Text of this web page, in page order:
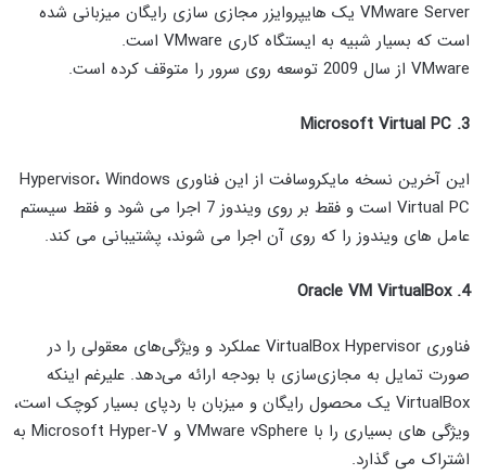
VMware Server یک هایپروایزر مجازی سازی رایگان میزبانی شده
است که بسیار شبیه به ایستگاه کاری VMware است.
VMware از سال 2009 توسعه روی سرور را متوقف کرده است.
3. Microsoft Virtual PC
این آخرین نسخه مایکروسافت از این فناوری Hypervisor، Windows
Virtual PC است و فقط بر روی ویندوز 7 اجرا می شود و فقط سیستم
عامل های ویندوز را که روی آن اجرا می شوند، پشتیبانی می کند.
4. Oracle VM VirtualBox
فناوری VirtualBox Hypervisor عملکرد و ویژگی‌های معقولی را در
صورت تمایل به مجازی‌سازی با بودجه ارائه می‌دهد. علیرغم اینکه
VirtualBox یک محصول رایگان و میزبان با ردپای بسیار کوچک است،
ویژگی های بسیاری را با VMware vSphere و Microsoft Hyper-V به
اشتراک می گذارد.